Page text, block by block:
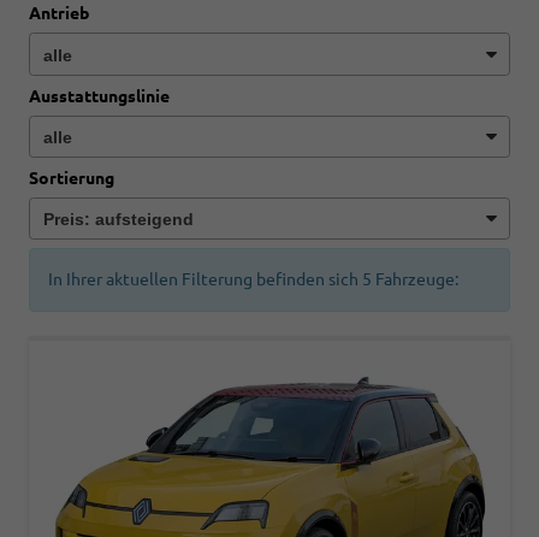
Antrieb
Ausstattungslinie
Sortierung
In Ihrer aktuellen Filterung befinden sich 5 Fahrzeuge: